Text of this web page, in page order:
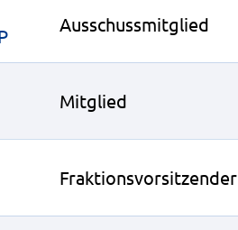
Ausschussmitglied
Mitglied
Fraktionsvorsitzender